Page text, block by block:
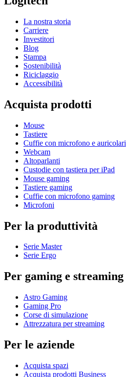
La nostra storia
Carriere
Investitori
Blog
Stampa
Sostenibilità
Riciclaggio
Accessibilità
Acquista prodotti
Mouse
Tastiere
Cuffie con microfono e auricolari
Webcam
Altoparlanti
Custodie con tastiera per iPad
Mouse gaming
Tastiere gaming
Cuffie con microfono gaming
Microfoni
Per la produttività
Serie Master
Serie Ergo
Per gaming e streaming
Astro Gaming
Gaming Pro
Corse di simulazione
Attrezzatura per streaming
Per le aziende
Acquista spazi
Acquista prodotti Business